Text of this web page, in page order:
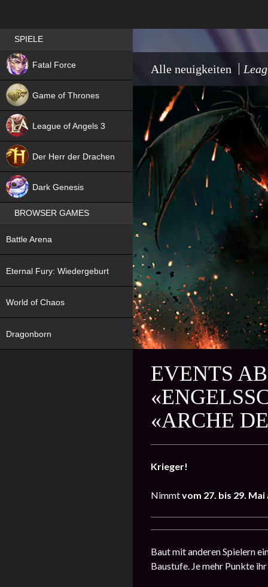
Alle neuigkeiten
EVENTS
«ARCHE
Krieger!
Nimmtvom 27. bis 29. Mai
Baut mit anderen Spielern
Baustufe. Je mehr Punkte
Best RPG games in Germany
SPIELE
Fatal Force
NEW
Game of Thrones
League of Angels 3
Der Herr der Drachen
Dark Genesis
BROWSER GAMES
Battle Arena
Eternal Fury: Wiedergeburt
World of Chaos
Dragonborn